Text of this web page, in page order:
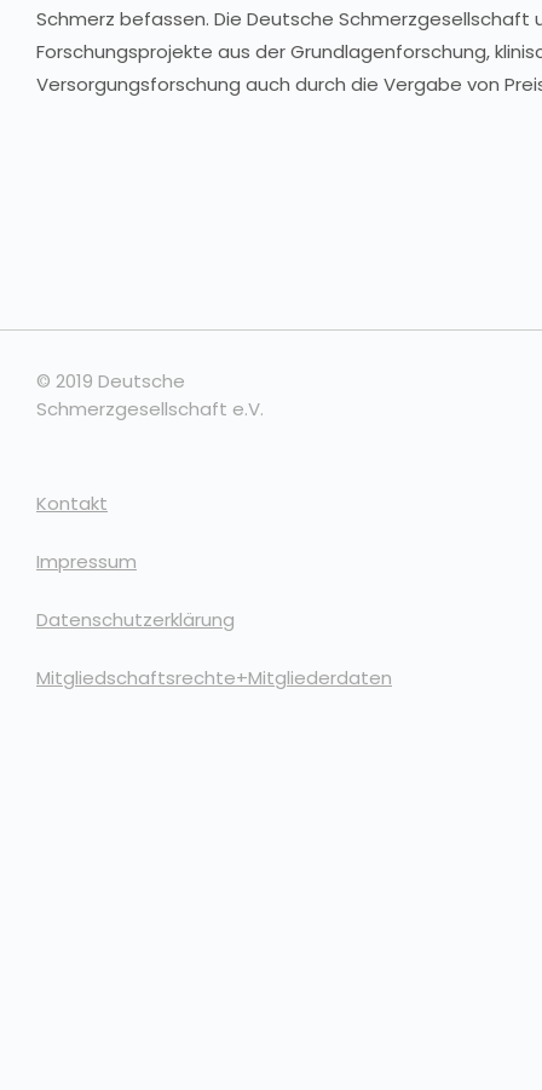
Schmerz befassen. Die Deutsche
Forschungsprojekte aus der Grundlagenforschung,
Versorgungsforschung auch durch die Vergabe von
© 2019 Deutsche
Schmerzgesellschaft e.V.
Kontakt
Impressum
Datenschutzerklärung
Mitgliedschaftsrechte+Mitgliederdaten